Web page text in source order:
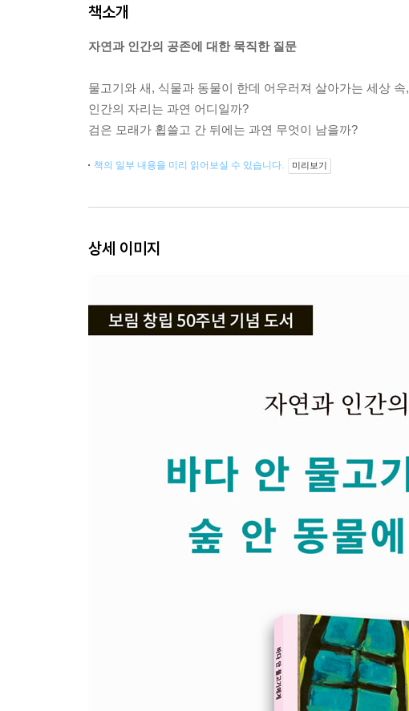
책소개
자연과 인간의 공존에 대한 묵직한 질문
물고기와 새, 식물과 동물이 한데 어우러져 살아가는 세상 속,
인간의 자리는 과연 어디일까?
검은 모래가 휩쓸고 간 뒤에는 과연 무엇이 남을까?
책의 일부 내용을 미리 읽어보실 수 있습니다. 미리보기
상세 이미지